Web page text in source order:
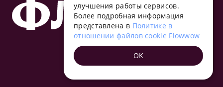
FRENCH
TURKISH
POLISH
улучшения работы сервисов.
Более подробная информация
представлена в Политике в
отношении файлов cookie Flowwow
OK